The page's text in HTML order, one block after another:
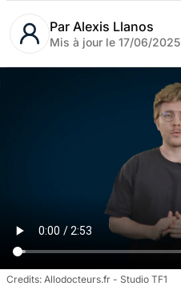
Par Alexis Llanos
Mis à jour le 17/06/2025
Allodocteurs.fr - Studio TF1